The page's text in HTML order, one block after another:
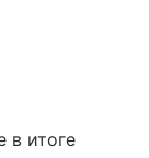
в итоге